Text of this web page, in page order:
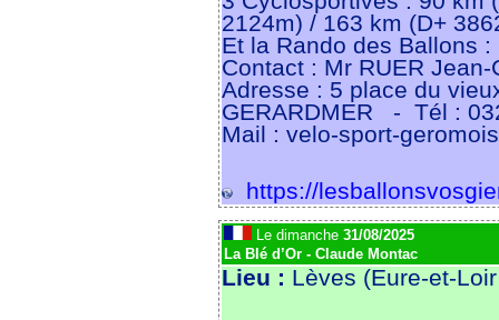
2124m) / 163 km (D+
Et la Rando des Ballons :
Contact : Mr RUER Jean-
Adresse : 5 place du
GERARDMER
- Tél :
Mail : velo-sport-geromois
https://
Le dimanche 31/08/2025
La Blé d’Or - Claude Montac
Lieu : Lèves (Eure-et-